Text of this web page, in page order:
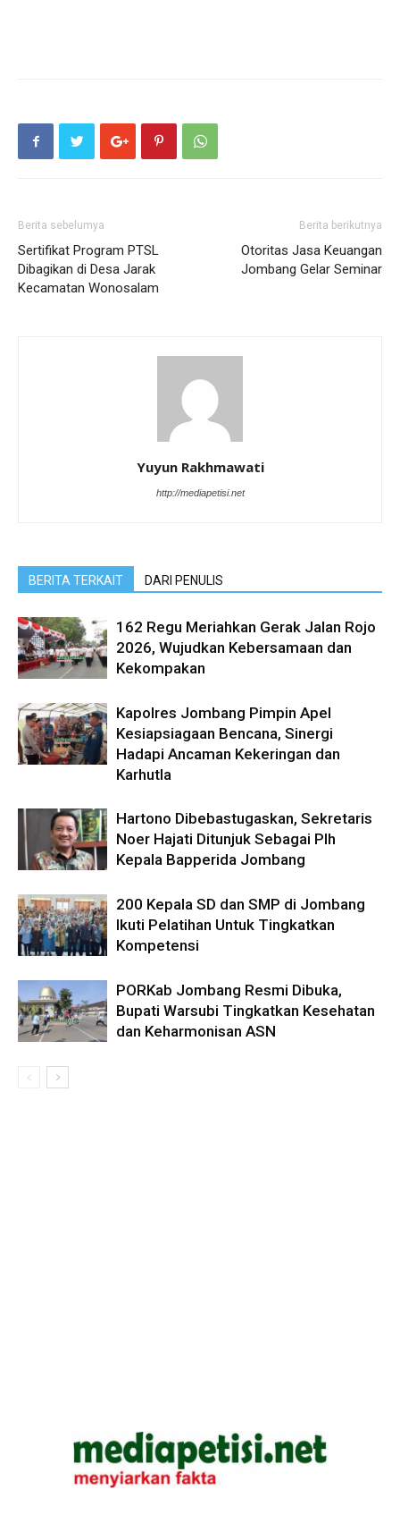
Berita sebelumya
Sertifikat Program PTSL
Dibagikan di Desa Jarak
Kecamatan Wonosalam
Berita berikutnya
Otoritas Jasa Keuangan
Jombang Gelar Seminar
Yuyun Rakhmawati
http://mediapetisi.net
BERITA TERKAIT DARI PENULIS
162 Regu Meriahkan Gerak Jalan Rojo
2026, Wujudkan Kebersamaan dan
Kekompakan
Kapolres Jombang Pimpin Apel
Kesiapsiagaan Bencana, Sinergi
Hadapi Ancaman Kekeringan dan
Karhutla
Hartono Dibebastugaskan, Sekretaris
Noer Hajati Ditunjuk Sebagai Plh
Kepala Bapperida Jombang
200 Kepala SD dan SMP di Jombang
Ikuti Pelatihan Untuk Tingkatkan
Kompetensi
PORKab Jombang Resmi Dibuka,
Bupati Warsubi Tingkatkan Kesehatan
dan Keharmonisan ASN